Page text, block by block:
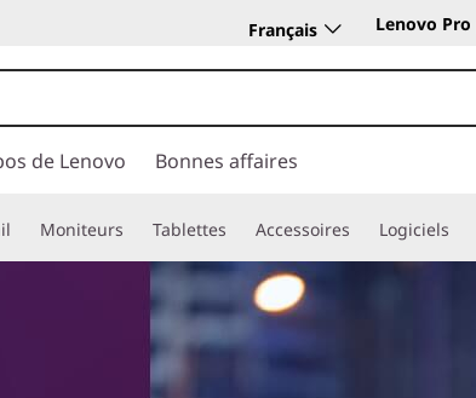
Français Lenovo Pro
de Lenovo Bonnes affaires
Moniteurs Tablettes Accessoires Logiciels